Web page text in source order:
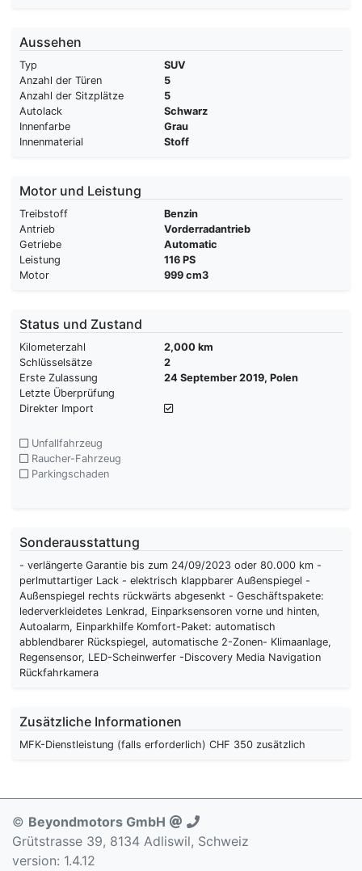
Aussehen
Typ
SUV
Anzahl der Türen
5
Anzahl der Sitzplätze
5
Autolack
Schwarz
Innenfarbe
Grau
Innenmaterial
Stoff
Motor und Leistung
Treibstoff
Benzin
Antrieb
Vorderradantrieb
Getriebe
Automatic
Leistung
116 PS
Motor
999 cm3
Status und Zustand
Kilometerzahl
2,000 km
Schlüsselsätze
2
Erste Zulassung
24 September 2019, Polen
Letzte Überprüfung
Direkter Import
Unfallfahrzeug
Raucher-Fahrzeug
Parkingschaden
Sonderausstattung
- verlängerte Garantie bis zum 24/09/2023 oder 80.000 km -
perlmuttartiger Lack - elektrisch klappbarer Außenspiegel -
Außenspiegel rechts rückwärts abgesenkt - Geschäftspakete:
lederverkleidetes Lenkrad, Einparksensoren vorne und hinten,
Autoalarm, Einparkhilfe Komfort-Paket: automatisch
abblendbarer Rückspiegel, automatische 2-Zonen- Klimaanlage,
Regensensor, LED-Scheinwerfer -Discovery Media Navigation
Rückfahrkamera
Zusätzliche Informationen
MFK-Dienstleistung (falls erforderlich) CHF 350 zusätzlich
© Beyondmotors GmbH
Grütstrasse 39, 8134 Adliswil, Schweiz
version: 1.4.12